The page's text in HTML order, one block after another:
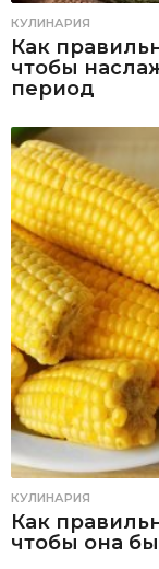
КУЛИНАРИЯ
Как
чтобы
период
КУЛИНАРИЯ
Как
чтобы она